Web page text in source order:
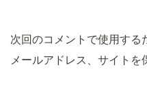
次回のコメントで使用する
メールアドレス、サイトを